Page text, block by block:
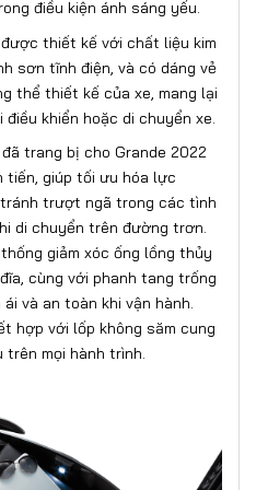
điều kiện ánh sáng yếu.
thiết kế với chất liệu kim
sơn tĩnh điện, và có dáng vẻ
thể thiết kế của xe, mang lại
khiển hoặc di chuyển xe.
trang bị cho Grande 2022
tiến, giúp tối ưu hóa lực
trượt ngã trong các tình
di chuyển trên đường trơn.
giảm xóc ống lồng thủy
cùng với phanh tang trống
và an toàn khi vận hành.
hợp với lốp không săm cung
mọi hành trình.